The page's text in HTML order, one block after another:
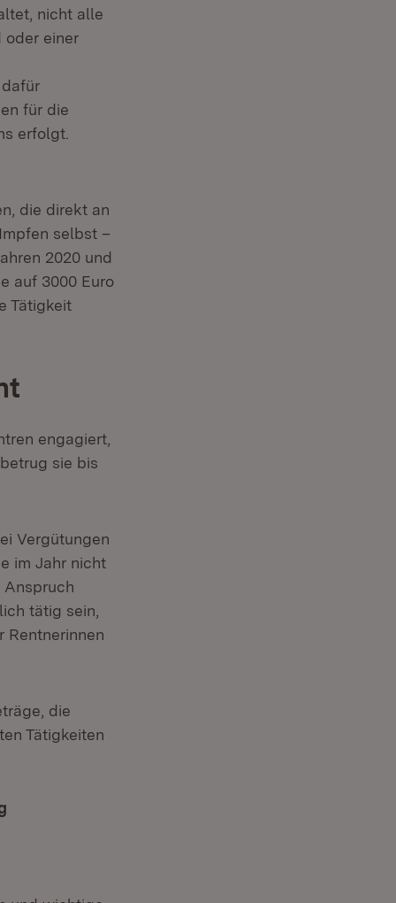
nicht alle
oder einer
für die
erfolgt.
die direkt an
selbst –
2020 und
auf 3000 Euro
Tätigkeit
engagiert,
sie bis
Vergütungen
im Jahr nicht
tätig sein,
Rentnerinnen
die
Tätigkeiten